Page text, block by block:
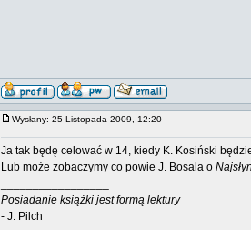
Wysłany: 25 Listopada 2009, 12:20
Ja tak będę celować w 14, kiedy K. Kosiński
Lub może zobaczymy co powie J. Bosala o
Posiadanie książki jest formą lektury
- J. Pilch